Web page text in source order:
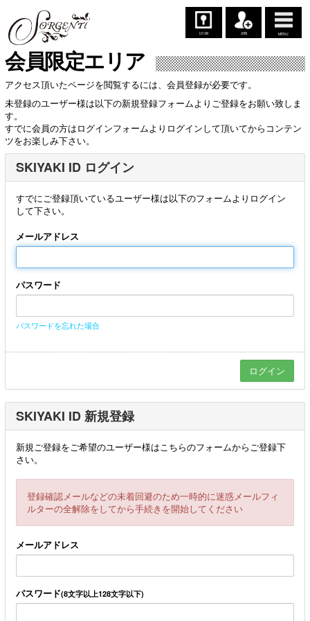
LOGIN JOIN MENU
会員限定エリア
アクセス頂いたページを閲覧するには、会員登録が必要です。
未登録のユーザー様は以下の新規登録フォームよりご登録をお願い致しま
す。
すでに会員の方はログインフォームよりログインして頂いてからコンテン
ツをお楽しみ下さい。
SKIYAKI ID ログイン
すでにご登録頂いているユーザー様は以下のフォームよりログイン
して下さい。
メールアドレス
パスワード
パスワードを忘れた場合
SKIYAKI ID 新規登録
新規ご登録をご希望のユーザー様はこちらのフォームからご登録下
さい。
登録確認メールなどの未着回避のため一時的に迷惑メールフィ
ルターの全解除をしてから手続きを開始してください
メールアドレス
パスワード(8文字以上128文字以下)